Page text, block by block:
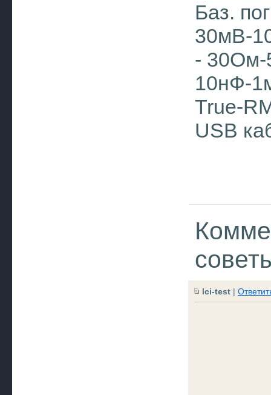
Баз.
30мВ-
-
10нФ-
True-
USB
lci-test |